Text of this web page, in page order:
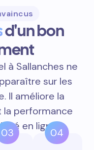
d'un bon
à Sallanches ne
sur les
Il améliore la
la performance
en ligne.
03 04